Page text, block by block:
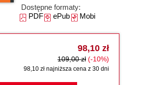
Dostępne formaty:
PDFePubMobi
98,10 zł
109,00 zł (-10%)
98,10 zł najniższa cena z 30 dni